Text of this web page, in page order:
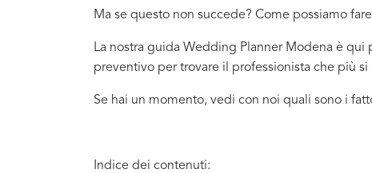
Ma se questo non succede? Come possiamo
La nostra guida Wedding Planner Modena è
preventivo per trovare il professionista che più si
Se hai un momento, vedi con noi quali sono i
Indice dei contenuti: